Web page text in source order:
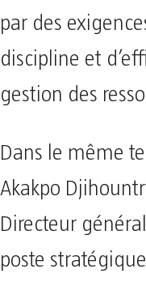
par des
discipline et
gestion des
Dans le même
Akakpo
Directeur
poste